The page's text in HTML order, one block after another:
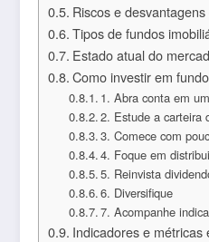
Riscos e
Tipos de fundos
Estado atual do
Como investir em
1. Abra conta em
2. Estude a carteira
3. Comece com
4. Foque em
5. Reinvista
6. Diversifique
7. Acompanhe
Indicadores e métricas